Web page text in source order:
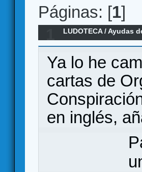
Páginas: [1]
LUDOTECA/Ayudas
Ya lo he
cartas de
en inglés,